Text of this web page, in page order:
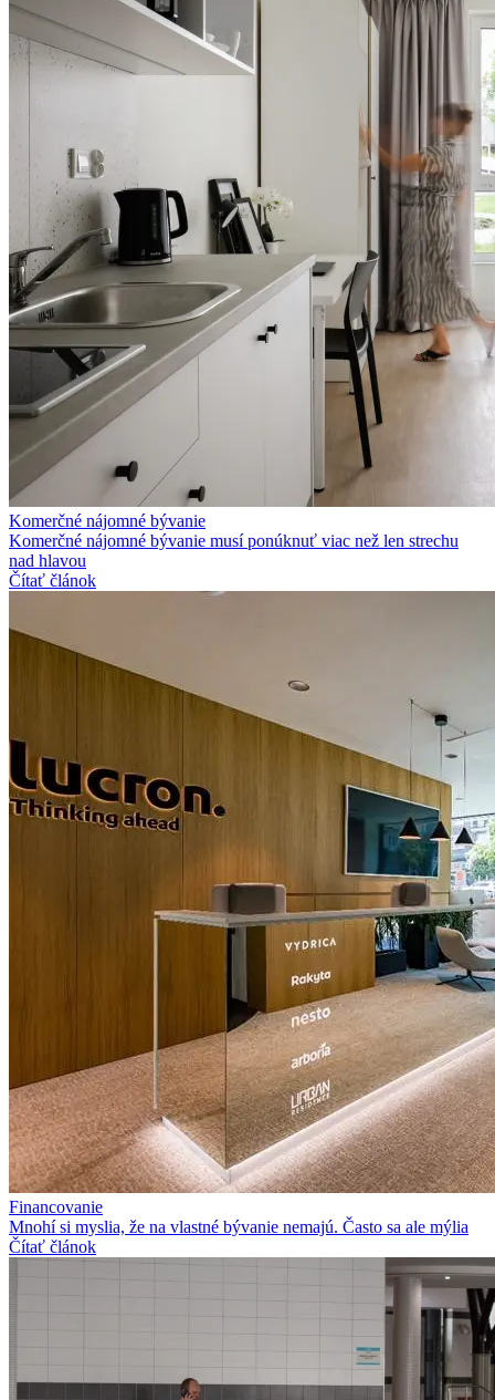
Komerčné nájomné bývanie
Komerčné nájomné bývanie musí ponúknuť viac než len strechu
nad hlavou
Čítať článok
Financovanie
Mnohí si myslia, že na vlastné bývanie nemajú. Často sa ale mýlia
Čítať článok